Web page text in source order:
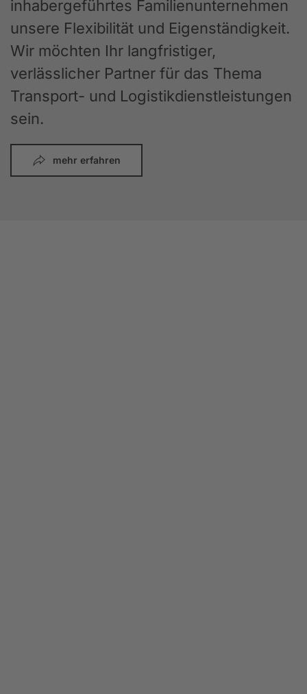
inhabergeführtes Familienunternehmen
unsere Flexibilität und Eigenständigkeit.
Wir möchten Ihr langfristiger,
verlässlicher Partner für das Thema
Transport- und Logistikdienstleistungen
sein.
mehr erfahren